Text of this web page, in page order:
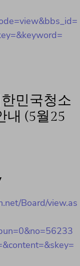
민국청소
내 (5월25
Board/view.as